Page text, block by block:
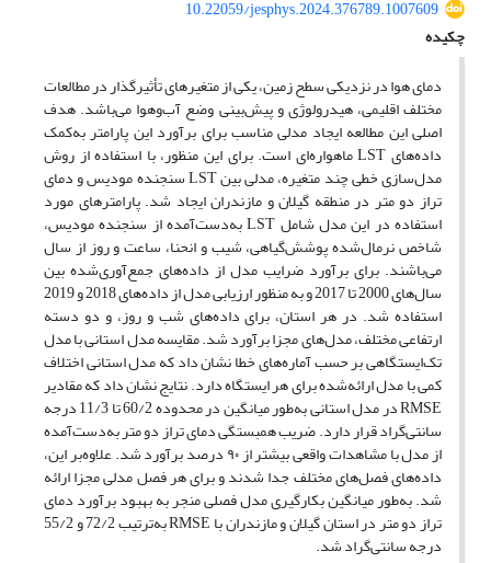
10.22059/jesphys.2024.376789.1007609
چکیده
دمای هوا در نزدیکی سطح زمین، یکی از متغیرهای تأثیرگذار در مطالعات
مختلف اقلیمی، هیدرولوژی و پیش‌بینی وضع آب‌وهوا می‌باشد. هدف
اصلی این مطالعه ایجاد مدلی مناسب برای برآورد این پارامتر به‌کمک
داده‌های LST ماهواره‌ای است. برای این منظور، با استفاده از روش
مدل‌سازی خطی چند متغیره، مدلی بین LST سنجنده مودیس و دمای
تراز دو متر در منطقه گیلان و مازندران ایجاد شد. پارامترهای مورد
استفاده در این مدل شامل LST به‌دست‌آمده از سنجنده مودیس،
شاخص نرمال‌شده پوشش‌گیاهی، شیب و انحنا، ساعت و روز از سال
می‌باشند. برای برآورد ضرایب مدل از داده‌های جمع‌آوری‌شده بین
سال‌های 2000 تا 2017 و به منظور ارزیابی مدل از داده‌های 2018 و 2019
استفاده شد. در هر استان، برای داده‌های شب و روز، و دو دسته
ارتفاعی مختلف، مدل‌های مجزا برآورد شد. مقایسه مدل استانی با مدل
تک‌ایستگاهی بر حسب آماره‌های خطا نشان داد که مدل استانی اختلاف
کمی با مدل ارائه‌شده برای هر ایستگاه دارد. نتایج نشان داد که مقادیر
RMSE در مدل استانی به‌طور میانگین در محدوده 60/2 تا 11/3 درجه
سانتی‌گراد قرار دارد. ضریب همبستگی دمای تراز دو متر به‌دست‌آمده
از مدل با مشاهدات واقعی بیشتر از ۹۰ درصد برآورد شد. علاوه‌بر این،
داده‌های فصل‌های مختلف جدا شدند و برای هر فصل مدلی مجزا ارائه
شد. به‌طور میانگین بکارگیری مدل فصلی منجر به بهبود برآورد دمای
تراز دو متر در استان گیلان و مازندران با RMSE به‌ترتیب 72/2 و 55/2
درجه سانتی‌گراد شد.